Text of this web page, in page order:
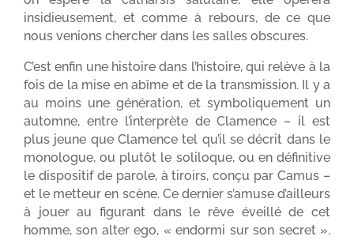
insidieusement, et comme à rebours, de ce que
nous venions chercher dans les salles obscures.
C’est enfin une histoire dans l’histoire, qui relève à la
fois de la mise en abîme et de la transmission. Il y a
au moins une génération, et symboliquement un
automne, entre l’interprète de Clamence – il est
plus jeune que Clamence tel qu’il se décrit dans le
monologue, ou plutôt le soliloque, ou en définitive
le dispositif de parole, à tiroirs, conçu par Camus –
et le metteur en scène. Ce dernier s’amuse d’ailleurs
à jouer au figurant dans le rêve éveillé de cet
homme, son alter ego, « endormi sur son secret ».